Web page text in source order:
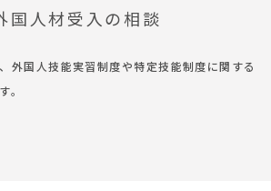
人材受入の相談
外国人技能実習制度や特定技能制度に関する
。